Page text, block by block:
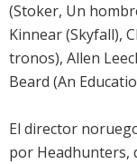
(Stoker, Un
Kinnear (Skyfall),
tronos), Allen
Beard (An
El director
por Headhunters,